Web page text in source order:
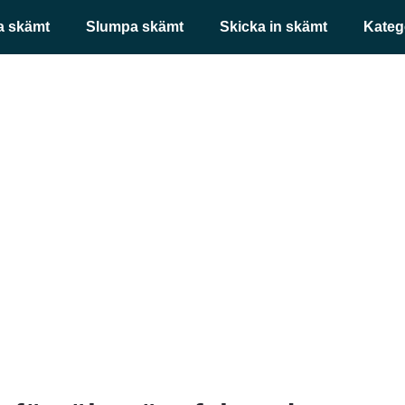
skämt Slumpa skämt Skicka in skämt